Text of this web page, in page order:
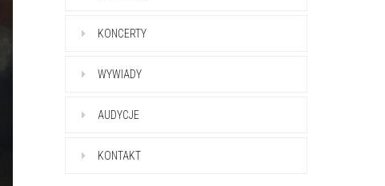
KONCERTY
WYWIADY
AUDYCJE
KONTAKT